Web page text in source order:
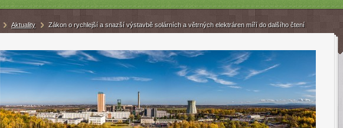
Aktuality Zákon o rychlejší a snazší výstavbě solárních a větrných elektráren míří do dalšího čtení